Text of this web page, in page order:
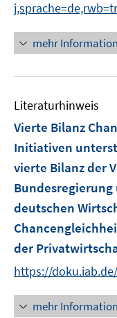
mehr
Literaturhinweis
Vierte Bilanz
Initiativen
vierte Bilanz der
deutschen
der
https://
mehr